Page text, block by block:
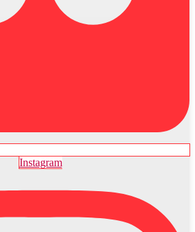
Instagram